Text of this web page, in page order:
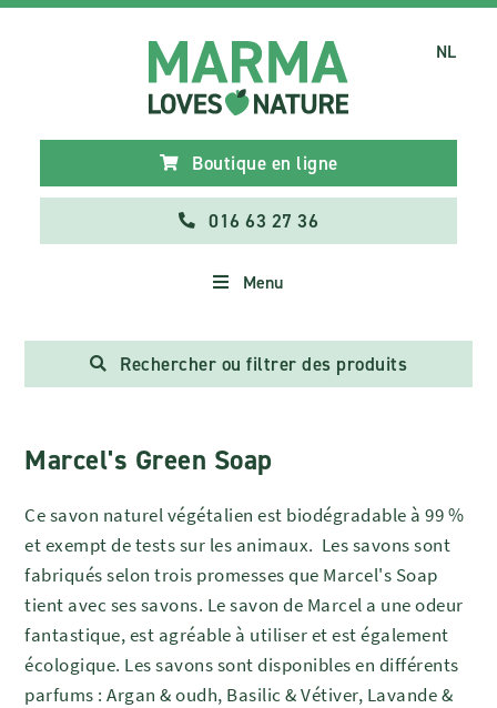
Boutique en ligne
016 63 27 36
Menu
NL
Rechercher ou filtrer des produits
Marcel's Green Soap
Ce savon naturel végétalien est biodégradable à 99 %
et exempt de tests sur les animaux. Les savons sont
fabriqués selon trois promesses que Marcel's Soap
tient avec ses savons. Le savon de Marcel a une odeur
fantastique, est agréable à utiliser et est également
écologique. Les savons sont disponibles en différents
parfums : Argan & oudh, Basilic & Vétiver, Lavande &